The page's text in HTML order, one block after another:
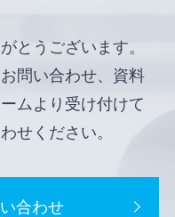
とうございます。
問い合わせ、資料
ムより受け付けて
せください。
合わせ